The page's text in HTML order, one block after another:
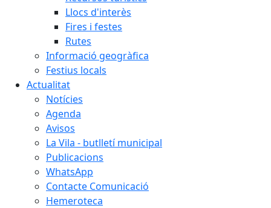
Llocs d'interès
Fires i festes
Rutes
Informació geogràfica
Festius locals
Actualitat
Notícies
Agenda
Avisos
La Vila - butlletí municipal
Publicacions
WhatsApp
Contacte Comunicació
Hemeroteca